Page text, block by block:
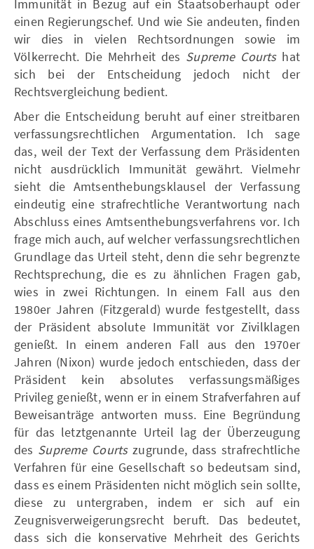
Immunität in Bezug auf ein Staatsoberhaupt oder
einen Regierungschef. Und wie Sie andeuten, finden
wir dies in vielen Rechtsordnungen sowie im
Völkerrecht. Die Mehrheit des Supreme Courtshat
sich bei der Entscheidung jedoch nicht der
Rechtsvergleichung bedient.
Aber die Entscheidung beruht auf einer streitbaren
verfassungsrechtlichen Argumentation. Ich sage
das, weil der Text der Verfassung dem Präsidenten
nicht ausdrücklich Immunität gewährt. Vielmehr
sieht die Amtsenthebungsklausel der Verfassung
eindeutig eine strafrechtliche Verantwortung nach
Abschluss eines Amtsenthebungsverfahrens vor. Ich
frage mich auch, auf welcher verfassungsrechtlichen
Grundlage das Urteil steht, denn die sehr begrenzte
Rechtsprechung, die es zu ähnlichen Fragen gab,
wies in zwei Richtungen. In einem Fall aus den
1980er Jahren (Fitzgerald) wurde festgestellt, dass
der Präsident absolute Immunität vor Zivilklagen
genießt. In einem anderen Fall aus den 1970er
Jahren (Nixon) wurde jedoch entschieden, dass der
Präsident kein absolutes verfassungsmäßiges
Privileg genießt, wenn er in einem Strafverfahren auf
Beweisanträge antworten muss. Eine Begründung
für das letztgenannte Urteil lag der Überzeugung
des Supreme Courtszugrunde, dass strafrechtliche
Verfahren für eine Gesellschaft so bedeutsam sind,
dass es einem Präsidenten nicht möglich sein sollte,
diese zu untergraben, indem er sich auf ein
Zeugnisverweigerungsrecht beruft. Das bedeutet,
dass sich die konservative Mehrheit des Gerichts